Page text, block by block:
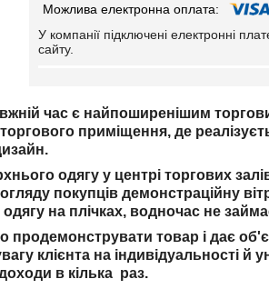
У компанії підключені електронні
сайту.
час є найпоширенішим
приміщення, де
одягу у центрі торгових
покупців демонстраційну
на плічках, водночас не
продемонструвати товар і дає
клієнта на індивідуальності й
в кілька раз.